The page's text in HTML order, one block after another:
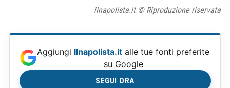
ilnapolista.it © Riproduzione riservata
Aggiungi Ilnapolista.it alle tue fonti preferite
su Google
SEGUI ORA